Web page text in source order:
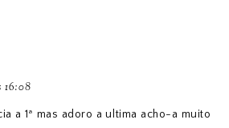
16:08
a 1ª mas adoro a ultima acho-a muito